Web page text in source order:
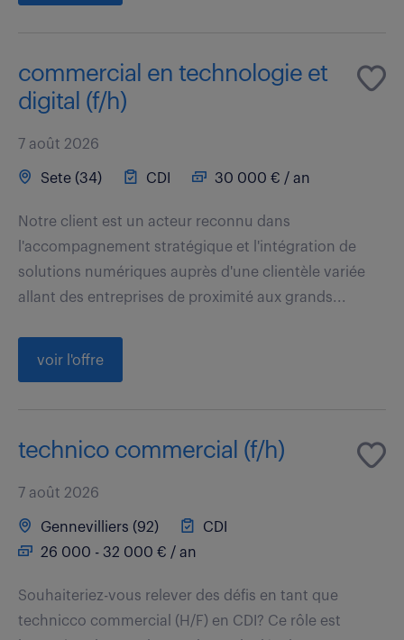
commercial en technologie et
digital (f/h)
7 août 2026
Sete (34) CDI 30 000 € / an
Notre client est un acteur reconnu dans
l'accompagnement stratégique et l'intégration de
solutions numériques auprès d'une clientèle variée
allant des entreprises de proximité aux grands...
voir l'offre
technico commercial (f/h)
7 août 2026
Gennevilliers (92)
CDI
26 000 - 32 000 € / an
Souhaiteriez-vous relever des défis en tant que
technicco commercial (H/F) en CDI? Ce rôle est